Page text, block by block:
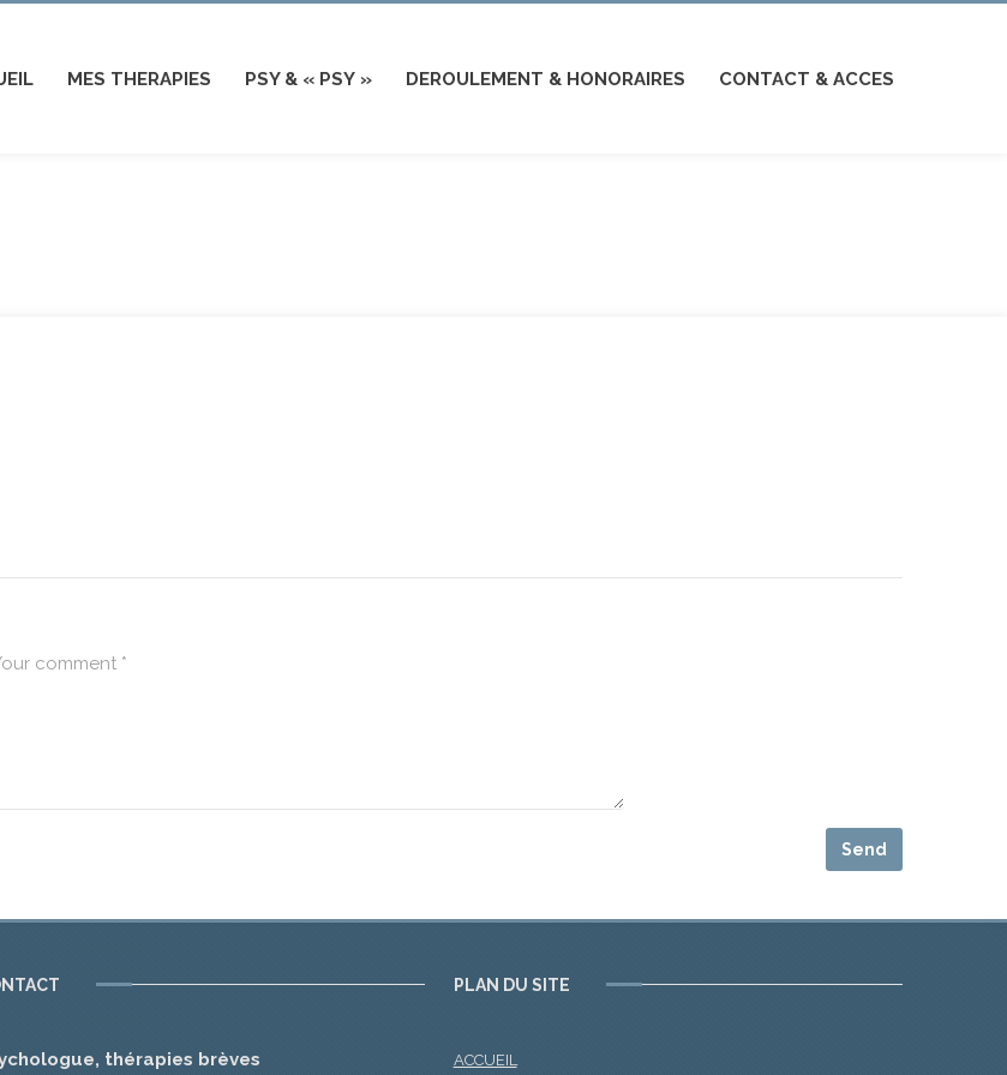
MES THERAPIES PSY & « PSY » DEROULEMENT & HONORAIRES CONTACT & ACCES
thérapies brèves
PLAN DU SITE
ACCUEIL